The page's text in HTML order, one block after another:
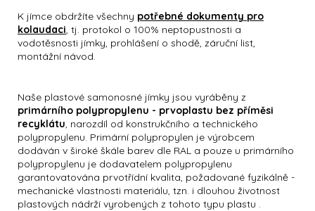
K jímce obdržíte všechny potřebné dokumenty pro
kolaudaci tj. protokol o 100% neptopustnosti a
vodotěsnosti jímky, prohlášení o shodě, záruční list,
montážní návod.
Naše plastové samonosné jímky jsou vyráběny z
primárního polypropylenu - prvoplastu bez příměsi
recyklátu , narozdíl od konstrukčního a technického
polypropylenu. Primární polypropylen je výrobcem
dodáván v široké škále barev dle RAL a pouze u primárního
polypropylenu je dodavatelem polypropylenu
garantovatována prvotřídní kvalita, požadované fyzikálně -
mechanické vlastnosti materiálu, tzn. i dlouhou životnost
plastových nádrží vyrobených z tohoto typu plastu .